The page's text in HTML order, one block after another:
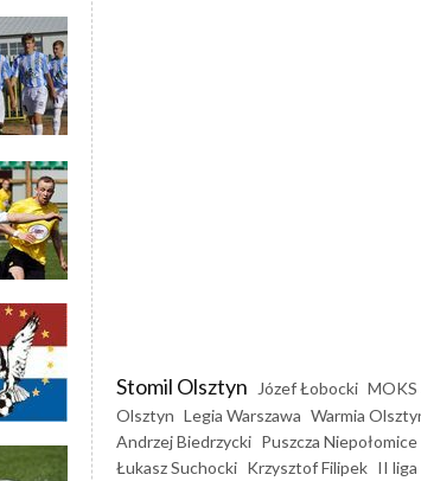
Stomil Olsztyn Józef Łobocki MOKS
Olsztyn Legia Warszawa Warmia
Andrzej Biedrzycki Puszcza Niepołomice
Łukasz Suchocki Krzysztof Filipek II liga